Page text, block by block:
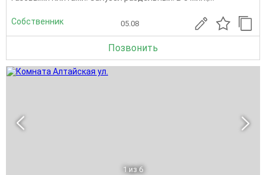
Собственник 05.08
Позвонить
1 из 6